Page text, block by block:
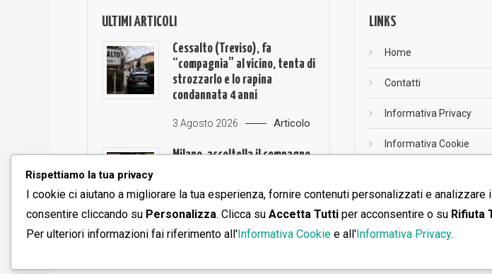
ULTIMI ARTICOLI
Cessalto (Treviso), fa
“compagnia” al vicino, tenta di
strozzarlo e lo rapina
condannata 4 anni
3 Agosto 2026 Articolo
Milano, accoltella il compagno,
3 Agosto 2026 Articolo
LINKS
Home
Contatti
Informativa Privacy
Informativa Cookie
RSS
RSS
Rispettiamo la tua privacy
I cookie ci aiutano a migliorare la tua esperienza, fornire contenuti personalizzati e
consentire cliccando su Personalizza. Clicca su Accetta Tutti per acconsentire o su Rifiuta
Per ulteriori informazioni fai riferimento all'Informativa Cookie e all'Informativa Privacy.